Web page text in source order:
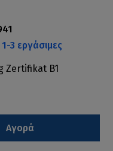
3 εργάσιμες
Zertifikat B1
Αγορά